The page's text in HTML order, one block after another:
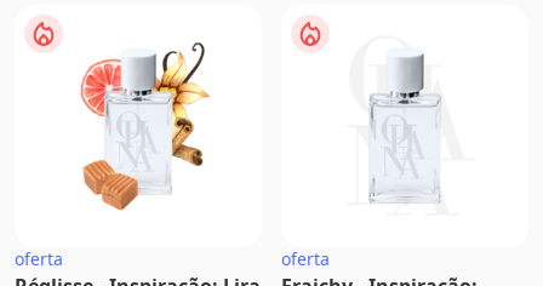
oferta oferta